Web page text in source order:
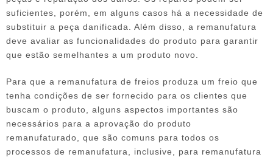
suficientes, porém, em alguns casos há a necessidade de
substituir a peça danificada. Além disso, a remanufatura
deve avaliar as funcionalidades do produto para garantir
que estão semelhantes a um produto novo.
Para que a remanufatura de freios produza um freio que
tenha condições de ser fornecido para os clientes que
buscam o produto, alguns aspectos importantes são
necessários para a aprovação do produto
remanufaturado, que são comuns para todos os
processos de remanufatura, inclusive, para remanufatura